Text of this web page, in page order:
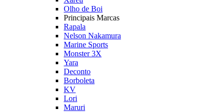
Olho de Boi
Principais Marcas
Rapala
Nelson Nakamura
Marine Sports
Monster 3X
Yara
Deconto
Borboleta
KV
Lori
Maruri